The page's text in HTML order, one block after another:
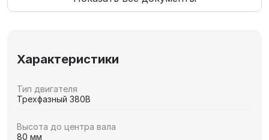
Характеристики
Тип двигателя
Трехфазный 380В
Высота до центра вала
80 мм